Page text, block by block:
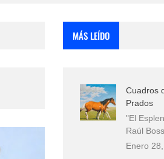
MÁS LEÍDO
Cuadros
Prados
"El
Raúl
Enero